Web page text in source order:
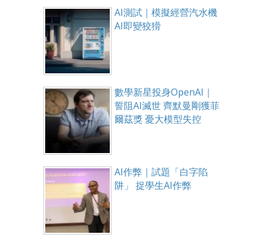
AI測試｜模擬經營汽水機
AI即變狡猾
數學新星投身OpenAI｜
誓阻AI滅世 齊默曼剛獲菲
爾茲獎 憂大模型失控
AI作弊｜試題「白字陷
阱」 捉學生AI作弊